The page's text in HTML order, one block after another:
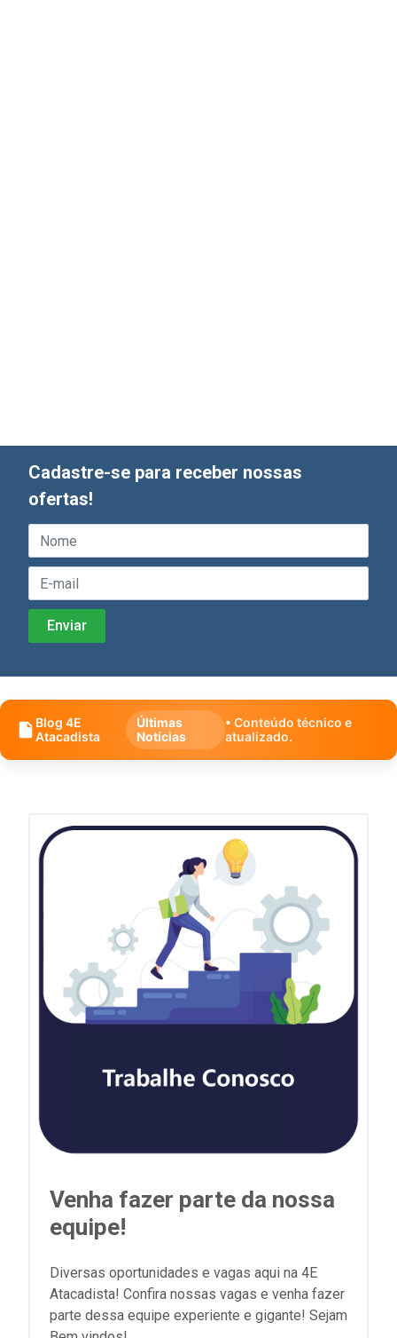
Cadastre-se para receber nossas
ofertas!
Blog 4E
Atacadista
Últimas
Notícias
• Conteúdo técnico e
atualizado.
Venha fazer parte da nossa
equipe!
Diversas oportunidades e vagas aqui na 4E
Atacadista! Confira nossas vagas e venha fazer
parte dessa equipe experiente e gigante! Sejam